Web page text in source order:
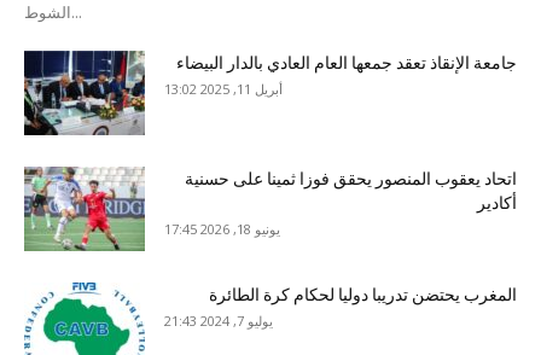
الشوط...
جامعة الإنقاذ تعقد جمعها العام العادي بالدار البيضاء
أبريل 11, 2025 13:02
اتحاد يعقوب المنصور يحقق فوزا ثمينا على حسنية
أكادير
يونيو 18, 2026 17:45
المغرب يحتضن تدريبا دوليا لحكام كرة الطائرة
يوليو 7, 2024 21:43